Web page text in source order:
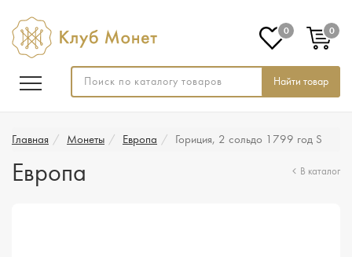
Найти товар
0 0
Главная Монеты Европа Гориция, 2 сольдо 1799 год S
Европа В каталог